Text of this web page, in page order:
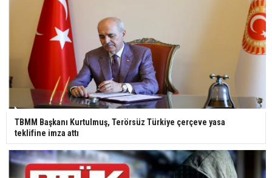
TBMM Başkanı Kurtulmuş, Terörsüz Türkiye çerçeve yasa
teklifine imza attı